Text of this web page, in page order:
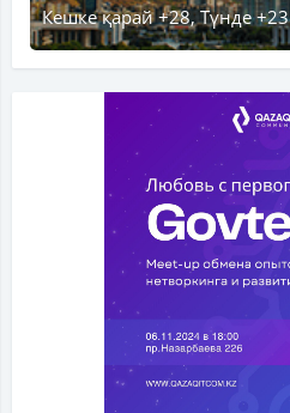
Кешке қарай +28, Түнде +23